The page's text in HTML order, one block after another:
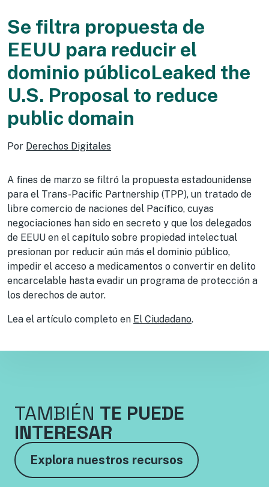
Se filtra propuesta de
EEUU para reducir el
dominio públicoLeaked the
U.S. Proposal to reduce
public domain
Por Derechos Digitales
A fines de marzo se filtró la propuesta estadounidense
para el Trans-Pacific Partnership (TPP), un tratado de
libre comercio de naciones del Pacífico, cuyas
negociaciones han sido en secreto y que los delegados
de EEUU en el capítulo sobre propiedad intelectual
presionan por reducir aún más el dominio público,
impedir el acceso a medicamentos o convertir en delito
encarcelable hasta evadir un programa de protección a
los derechos de autor.
Lea el artículo completo en El Ciudadano.
TAMBIÉN TE PUEDE
INTERESAR
Explora nuestros recursos